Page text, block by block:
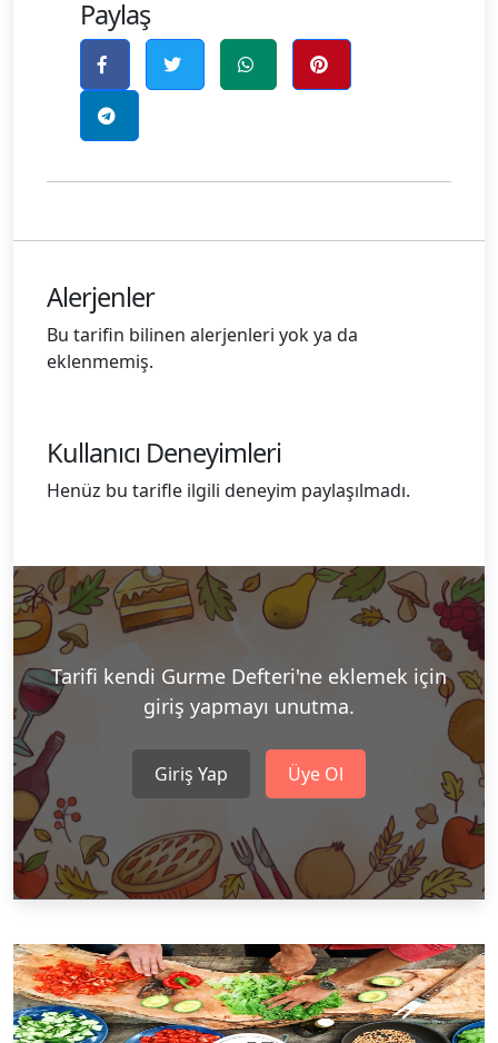
Paylaş
Alerjenler
Bu tarifin bilinen alerjenleri yok ya da
eklenmemiş.
Kullanıcı Deneyimleri
Henüz bu tarifle ilgili deneyim paylaşılmadı.
Tarifi kendi Gurme Defteri'ne eklemek için
giriş yapmayı unutma.
Giriş Yap Üye Ol